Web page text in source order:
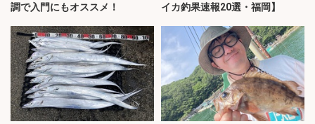
調で入門にもオススメ！
イカ釣果速報20選・福岡】